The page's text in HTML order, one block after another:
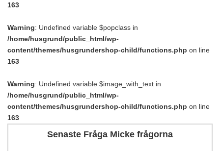
163
Warning: Undefined variable $popclass in
/home/husgrund/public_html/wp-
content/themes/husgrundershop-child/functions.php on line
163
Warning: Undefined variable $image_with_text in
/home/husgrund/public_html/wp-
content/themes/husgrundershop-child/functions.php on line
163
Senaste Fråga Micke frågorna